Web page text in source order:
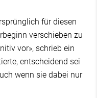
für diesen
verschieben zu
vor», schrieb ein
entscheidend sei
wenn sie dabei nur